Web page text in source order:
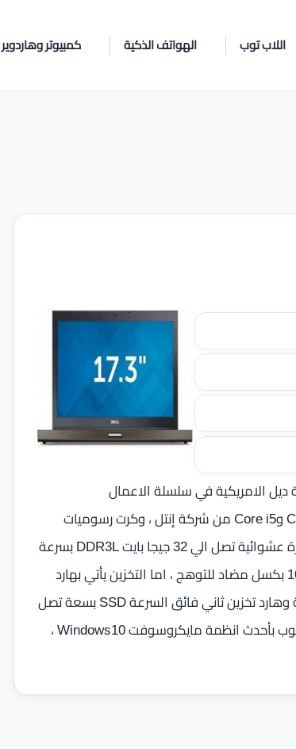
اللاب توب الهواتف الذكية كمبيوتر وهاردوير
الامريكية في سلسلة الاعمال
Workstation بمعالجات فائقة السرعة من الجيل الرابع اصدارات Core i7 وCore i5 من شركة إنتل ، وكرت رسوميات
منفصل NVIDIA Quadro K5100M بسعة 8 جيجا بايت GDDR5 ، وذاكرة عشوائية تصل الي 32 جيجا بايت DDR3L بسرعة
1866 ميجا هرتز ، وبشاشة تصل الي 17.3 بوصة FHD بدقة 1920 × 1080 بكسل مضاد للتوهج ، اما التخزين يأتي بهارد
بسعة تصل الي 1 تيرا بايت بمعدل دوران 7200 او 5400 لفة في الدقيقة وهارد تخزين ثاني فائق السرعة SSD بسعة تصل
الي 500 جيجا بايت ، و بطارية ليثيوم ايون 9 خلايا 97 واط ، ويعمل اللاب توب بأحدث انظمة مايكروسوفت Windows10 ،